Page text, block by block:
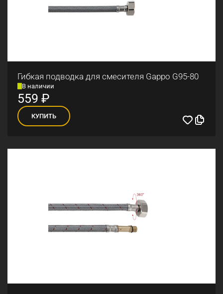
Гибкая подводка для смесителя Gappo G95-80
В наличии
559 ₽
КУПИТЬ